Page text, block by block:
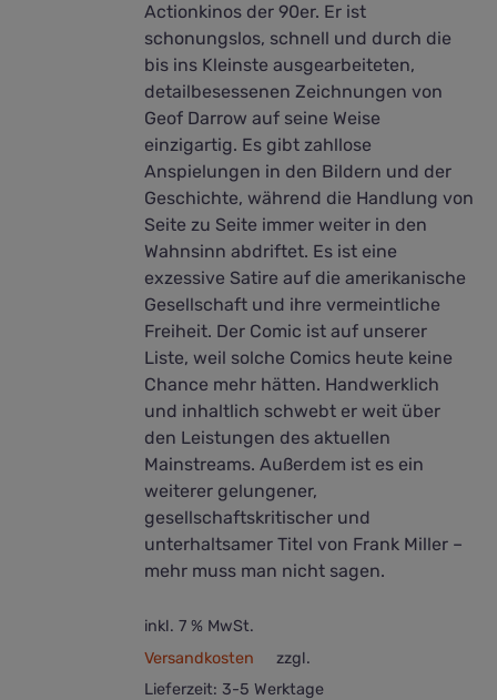
Actionkinos der 90er. Er ist
schonungslos, schnell und durch die
bis ins Kleinste ausgearbeiteten,
detailbesessenen Zeichnungen von
Geof Darrow auf seine Weise
einzigartig. Es gibt zahllose
Anspielungen in den Bildern und der
Geschichte, während die Handlung von
Seite zu Seite immer weiter in den
Wahnsinn abdriftet. Es ist eine
exzessive Satire auf die amerikanische
Gesellschaft und ihre vermeintliche
Freiheit. Der Comic ist auf unserer
Liste, weil solche Comics heute keine
Chance mehr hätten. Handwerklich
und inhaltlich schwebt er weit über
den Leistungen des aktuellen
Mainstreams. Außerdem ist es ein
weiterer gelungener,
gesellschaftskritischer und
unterhaltsamer Titel von Frank Miller –
mehr muss man nicht sagen.
inkl. 7 % MwSt.
zzgl.
Versandkosten
Lieferzeit: 3-5 Werktage